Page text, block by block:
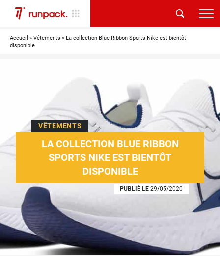
Accueil » Vêtements » La collection Blue Ribbon Sports Nike est bientôt
disponible
VÊTEMENTS
LA COLLECTION BLUE RIBBON
SPORTS NIKE EST BIENTÔT
DISPONIBLE
PUBLIÉ LE 29/05/2020